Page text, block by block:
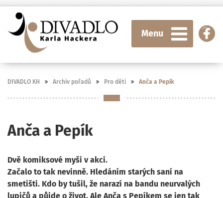
Menu
DIVADLO KH Archiv pořadů Pro děti Anča a Pepík
Anča a Pepík
Dvě komiksové myši v akci.
Začalo to tak nevinně. Hledáním starých saní na
smetišti. Kdo by tušil, že narazí na bandu neurvalých
lupičů a půjde o život. Ale Anča s Pepíkem se jen tak